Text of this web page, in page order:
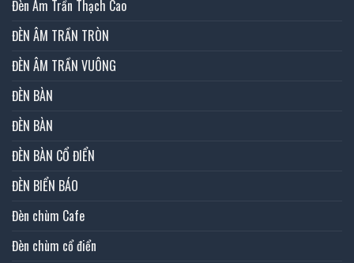
Đèn Âm Trần Thạch Cao
ĐÈN ÂM TRẦN TRÒN
ĐÈN ÂM TRẦN VUÔNG
ĐÈN BÀN
ĐÈN BÀN
ĐÈN BÀN CỔ ĐIỂN
ĐÈN BIỂN BÁO
Đèn chùm Cafe
Đèn chùm cổ điển